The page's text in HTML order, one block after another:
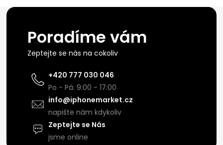
Poradíme vám
Zeptejte se nás na cokoliv
+420 777 030 046
Po - Pá: 9:00 - 17:00
info@iphonemarket.cz
napište nám kdykoliv
Zeptejte se Nás
jsme online